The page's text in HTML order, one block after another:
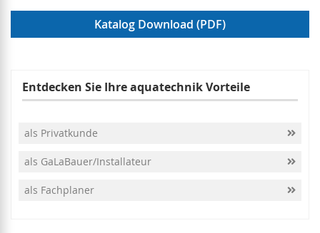
Katalog Download (PDF)
Entdecken Sie Ihre aquatechnik Vorteile
als Privatkunde
als GaLaBauer/Installateur
als Fachplaner